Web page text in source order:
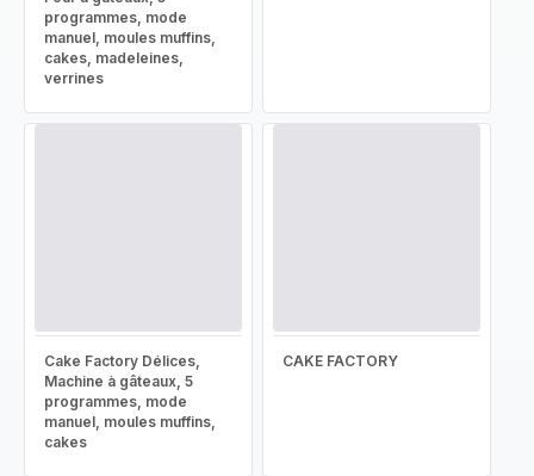
programmes, mode
manuel, moules muffins,
cakes, madeleines,
verrines
Cake Factory Délices,
Machine à gâteaux, 5
programmes, mode
manuel, moules muffins,
cakes
CAKE FACTORY